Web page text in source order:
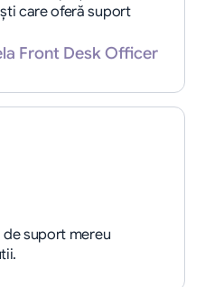
care oferă suport
Front Desk Officer
suport mereu